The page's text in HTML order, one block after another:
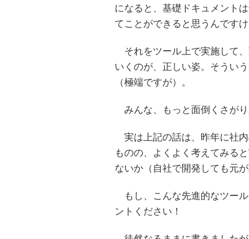
になると、基礎ドキュメント
てことができると思うんですけ
それをツール上で実施して
いくのが、正しい姿。そうい
（極端ですが）。
みんな、もっと面倒くさがり
実は上記の話は、昨年に社
ものの、よくよく考えてみる
ないか（自社で開発しても元
もし、こんな先進的なツー
ントください！